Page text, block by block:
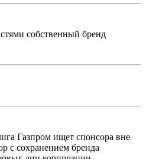
собственный бренд
Газпром ищет спонсора вне
с сохранением бренда